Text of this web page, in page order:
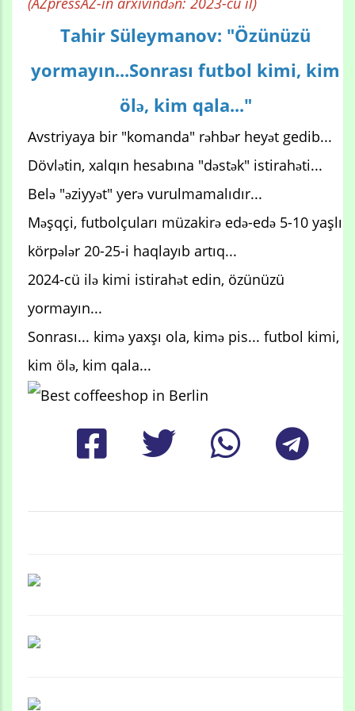
Tahir Süleymanov: "Özünüzü
yormayın...Sonrası futbol kimi, kim
ölə, kim qala..."
Avstriyaya bir "komanda" rəhbər heyət gedib...
Dövlətin, xalqın hesabına "dəstək" istirahəti...
Belə "əziyyət" yerə vurulmamalıdır...
Məşqçi, futbolçuları müzakirə edə-edə 5-10 yaşlı
körpələr 20-25-i haqlayıb artıq...
2024-cü ilə kimi istirahət edin, özünüzü
yormayın...
Sonrası... kimə yaxşı ola, kimə pis... futbol kimi,
kim ölə, kim qala...